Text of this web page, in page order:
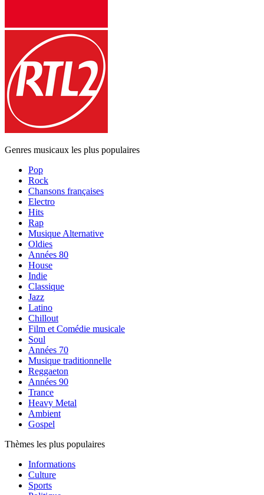
Genres musicaux les plus populaires
Pop
Rock
Chansons françaises
Electro
Hits
Rap
Musique Alternative
Oldies
Années 80
House
Indie
Classique
Jazz
Latino
Chillout
Film et Comédie musicale
Soul
Années 70
Musique traditionnelle
Reggaeton
Années 90
Trance
Heavy Metal
Ambient
Gospel
Thèmes les plus populaires
Informations
Culture
Sports